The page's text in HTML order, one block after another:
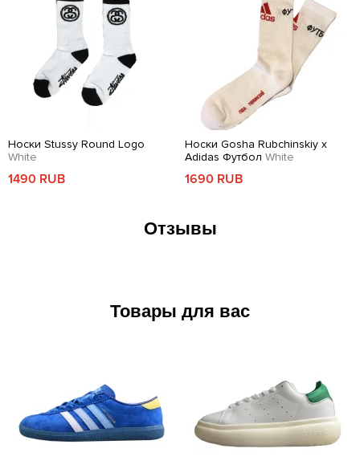
Носки Stussy Round Logo
White
1490 RUB
Носки Gosha Rubchinskiy x
Adidas Футбол White
1690 RUB
Отзывы
Товары для вас